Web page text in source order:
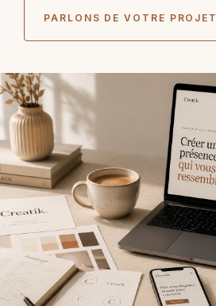
PARLONS DE VOTRE PROJET